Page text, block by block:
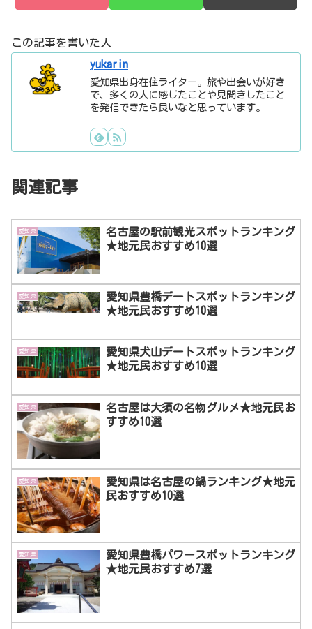
この記事を書いた人
yukarin
愛知県出身在住ライター。旅や出会いが好き
で、多くの人に感じたことや見聞きしたこと
を発信できたら良いなと思っています。
関連記事
愛知県
名古屋の駅前観光スポットランキング
★地元民おすすめ10選
愛知県
愛知県豊橋デートスポットランキング
★地元民おすすめ10選
愛知県
愛知県犬山デートスポットランキング
★地元民おすすめ10選
愛知県
名古屋は大須の名物グルメ★地元民お
すすめ10選
愛知県
愛知県は名古屋の鍋ランキング★地元
民おすすめ10選
愛知県
愛知県豊橋パワースポットランキング
★地元民おすすめ7選